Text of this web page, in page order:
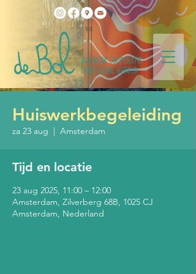
Huiswerkbegeleiding
za 23 aug
  |
Amsterdam
Tijd en locatie
23 aug 2025, 11:00 – 12:00
Amsterdam, Zilverberg 68B, 1025 CJ
Amsterdam, Nederland